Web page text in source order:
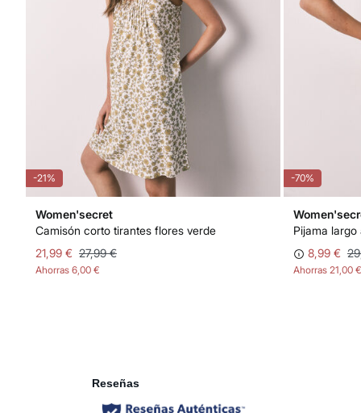
-21%
Women'secret
Camisón corto tirantes flores verde
21,99 € 27,99 €
Ahorras 6,00 €
-70%
Pijama
8,99 €
Ahorras 21,00 €